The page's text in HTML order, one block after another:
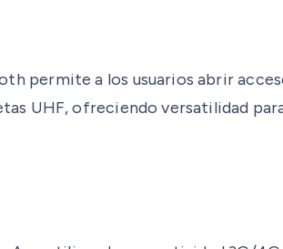
permite a los usuarios abrir
UHF, ofreciendo versatilidad